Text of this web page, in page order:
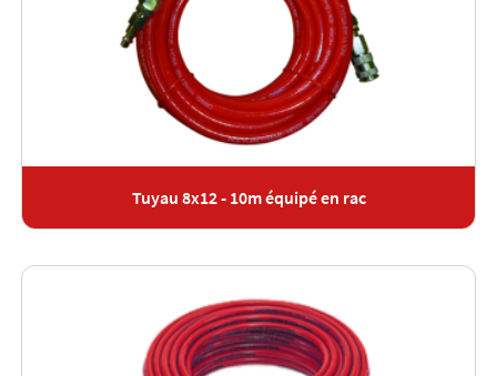
Tuyau 8x12 - 10m équipé en rac